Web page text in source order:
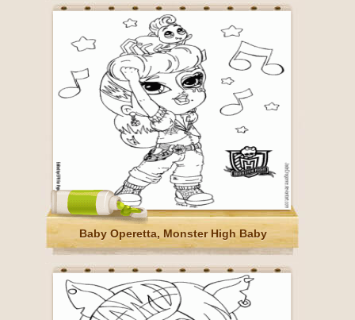
Baby Operetta, Monster High Baby